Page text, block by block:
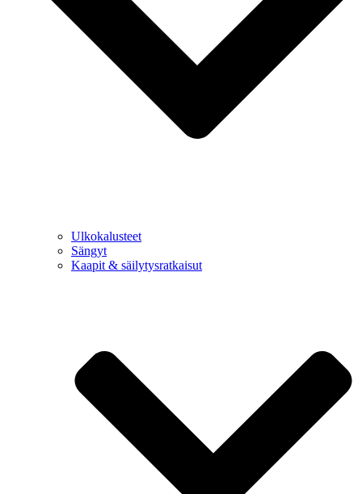
Ulkokalusteet
Sängyt
Kaapit & säilytysratkaisut